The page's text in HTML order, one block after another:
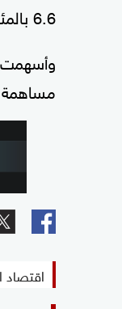
6.6 بالمئة.
مساهمة
اقتصاد